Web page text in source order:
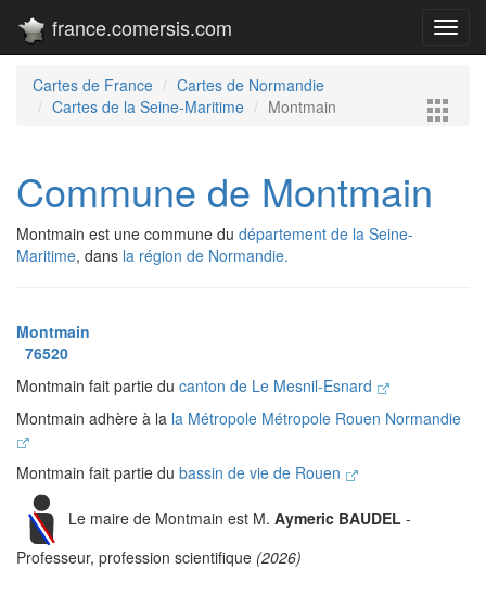
france.comersis.com
Cartes de France
Cartes de Normandie
Cartes de la Seine-Maritime
Montmain
Commune de Montmain
Montmain est une commune du département de la Seine-
Maritime, dans la région de Normandie.
Montmain
76520
Montmain fait partie du canton de Le Mesnil-Esnard
Montmain adhère à la la Métropole Métropole Rouen Normandie
Montmain fait partie du bassin de vie de Rouen
Le maire de Montmain est M. Aymeric BAUDEL -
Professeur, profession scientifique (2026)